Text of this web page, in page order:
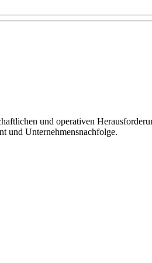
und operativen
und Unternehmensnachfolge.